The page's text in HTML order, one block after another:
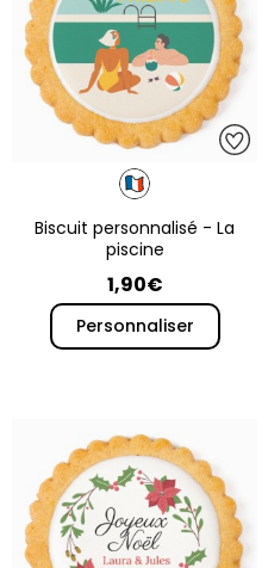
Biscuit personnalisé - La
piscine
1,90€
Personnaliser